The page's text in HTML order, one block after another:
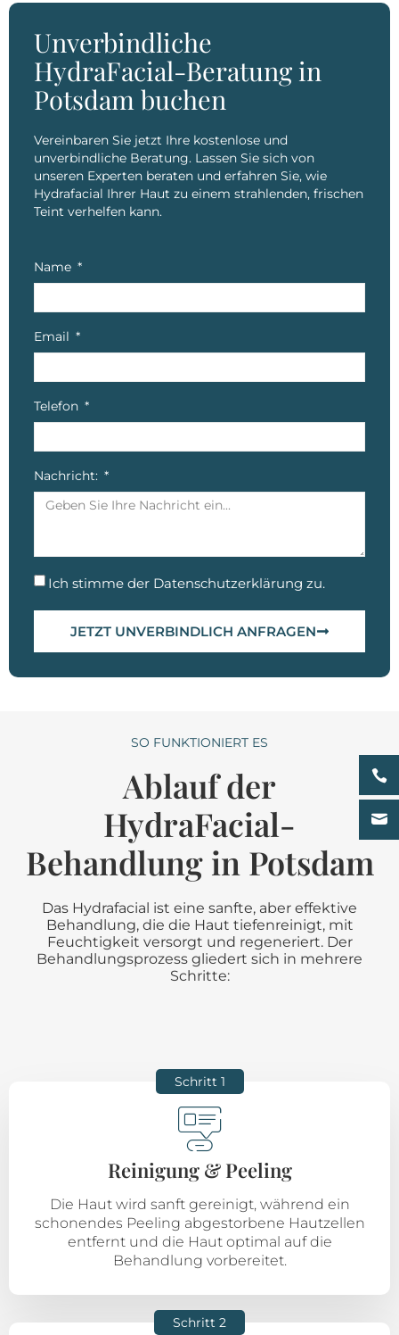
Unverbindliche
HydraFacial-Beratung in
Potsdam buchen
Vereinbaren Sie jetzt Ihre kostenlose und
unverbindliche Beratung. Lassen Sie sich von
unseren Experten beraten und erfahren Sie, wie
Hydrafacial Ihrer Haut zu einem strahlenden, frischen
Teint verhelfen kann.
Name
Email
Telefon
Nachricht:
Ich stimme der Datenschutzerklärung zu.
JETZT UNVERBINDLICH ANFRAGEN
SO FUNKTIONIERT ES
Ablauf der
HydraFacial-
Behandlung in Potsdam
Das Hydrafacial ist eine sanfte, aber effektive
Behandlung, die die Haut tiefenreinigt, mit
Feuchtigkeit versorgt und regeneriert. Der
Behandlungsprozess gliedert sich in mehrere
Schritte:
Schritt 1
Reinigung & Peeling
Die Haut wird sanft gereinigt, während ein
schonendes Peeling abgestorbene Hautzellen
entfernt und die Haut optimal auf die
Behandlung vorbereitet.
Schritt 2